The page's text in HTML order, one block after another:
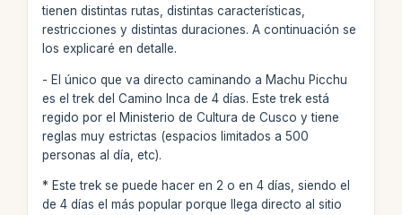
tienen distintas rutas, distintas características,
restricciones y distintas duraciones. A continuación se
los explicaré en detalle.
- El único que va directo caminando a Machu Picchu
es el trek del Camino Inca de 4 días. Este trek está
regido por el Ministerio de Cultura de Cusco y tiene
reglas muy estrictas (espacios limitados a 500
personas al día, etc).
* Este trek se puede hacer en 2 o en 4 días, siendo el
de 4 días el más popular porque llega directo al sitio